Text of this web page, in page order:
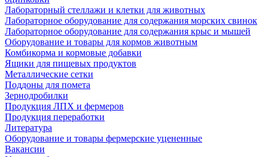
Лабораторный стеллажи и клетки для животных
Лабораторное оборудование для содержания морских свинок
Лабораторное оборудование для содержания крыс и мышей
Оборудование и товары для кормов животным
Комбикорма и кормовые добавки
Ящики для пищевых продуктов
Металлические сетки
Поддоны для помета
Зернодробилки
Продукция ЛПХ и фермеров
Продукция переработки
Литература
Оборудование и товары фермерские уцененные
Вакансии